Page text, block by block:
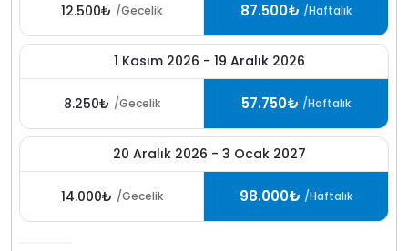
12.500₺ /Gecelik 87.500₺ /Haftalık
1 Kasım 2026 - 19 Aralık 2026
8.250₺ /Gecelik 57.750₺ /Haftalık
20 Aralık 2026 - 3 Ocak 2027
14.000₺ /Gecelik 98.000₺ /Haftalık